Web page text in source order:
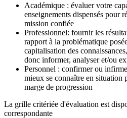
Académique : évaluer votre
enseignements dispensés pour
mission confiée
Professionnel: fournir les
rapport à la problématique
capitalisation des
donc informer, analyser et/ou
Personnel : confirmer ou
mieux se connaître en situation
marge de progression
La grille critériée d'évaluation est
correspondante